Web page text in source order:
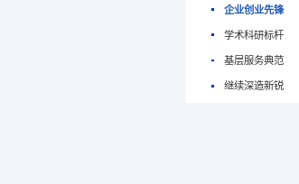
企业创业先锋
学术科研标杆
基层服务典范
继续深造新锐